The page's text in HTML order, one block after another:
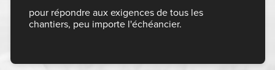
pour répondre aux exigences de tous les
chantiers, peu importe l'échéancier.